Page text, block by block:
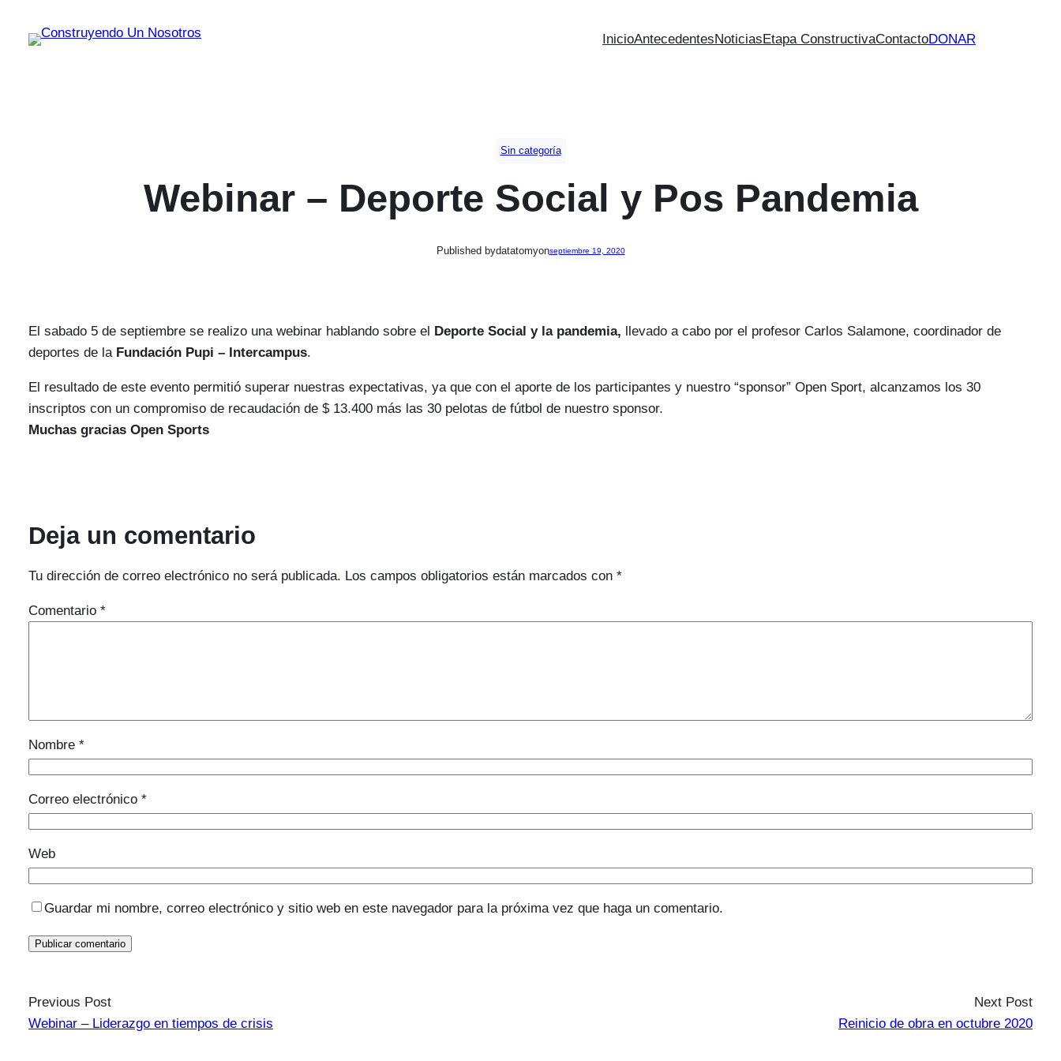
InicioAntecedentesNoticiasEtapa ConstructivaContactoDONAR
Sin categoría
Webinar – Deporte Social y Pos Pandemia
Published bydatatomyonseptiembre 19, 2020
El sabado 5 de septiembre se realizo una webinar hablando sobre el Deporte Social y la pandemia, llevado a cabo por el profesor Carlos Salamone, coordinador de
deportes de la Fundación Pupi – Intercampus.
El resultado de este evento permitió superar nuestras expectativas, ya que con el aporte de los participantes y nuestro “sponsor” Open Sport, alcanzamos los 30
inscriptos con un compromiso de recaudación de $ 13.400 más las 30 pelotas de fútbol de nuestro sponsor.
Muchas gracias Open Sports
Deja un comentario
Tu dirección de correo electrónico no será publicada. Los campos obligatorios están marcados con *
Comentario *
Nombre *
Correo electrónico *
Web
Guardar mi nombre, correo electrónico y sitio web en este navegador para la próxima vez que haga un comentario.
Previous Post
Webinar – Liderazgo en tiempos de crisis
Next Post
Reinicio de obra en octubre 2020